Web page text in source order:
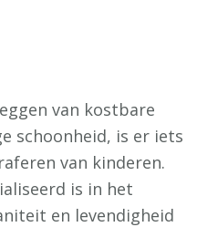
van kostbare
schoonheid, is er iets
van kinderen.
is in het
en levendigheid